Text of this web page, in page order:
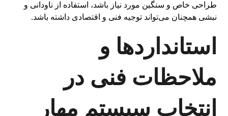
طراحی خاص و سنگین مورد نیاز باشد، استفاده از ناودانی و
نبشی همچنان می‌تواند توجیه فنی و اقتصادی داشته باشد.
استانداردها و
ملاحظات فنی در
انتخاب سیستم مهار